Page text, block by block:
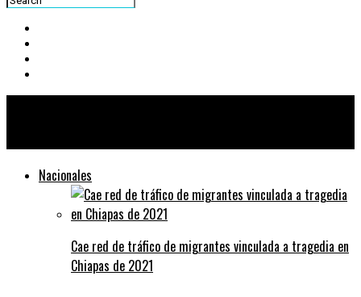
Nacionales
Cae red de tráfico de migrantes vinculada a tragedia en
Chiapas de 2021